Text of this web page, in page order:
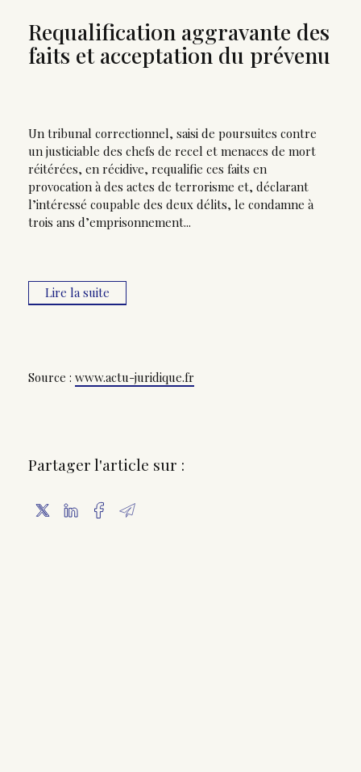
Requalification aggravante des
faits et acceptation du prévenu
Source : www.actu-juridique.fr
Un tribunal correctionnel, saisi de poursuites contre
un justiciable des chefs de recel et menaces de mort
réitérées, en récidive, requalifie ces faits en
provocation à des actes de terrorisme et, déclarant
l’intéressé coupable des deux délits, le condamne à
trois ans d’emprisonnement...
Lire la suite